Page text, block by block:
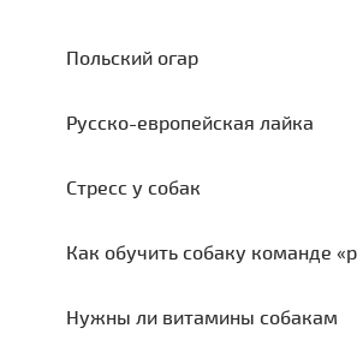
Польский огар
Русско-европейская лайка
Стресс у собак
Как обучить собаку команде
Нужны ли витамины собакам